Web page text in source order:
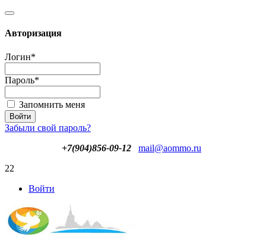
Авторизация
Логин*
Пароль*
Запомнить меня
Забыли свой пароль?
+7(904)856-09-12
mail@aommo.ru
22
Войти